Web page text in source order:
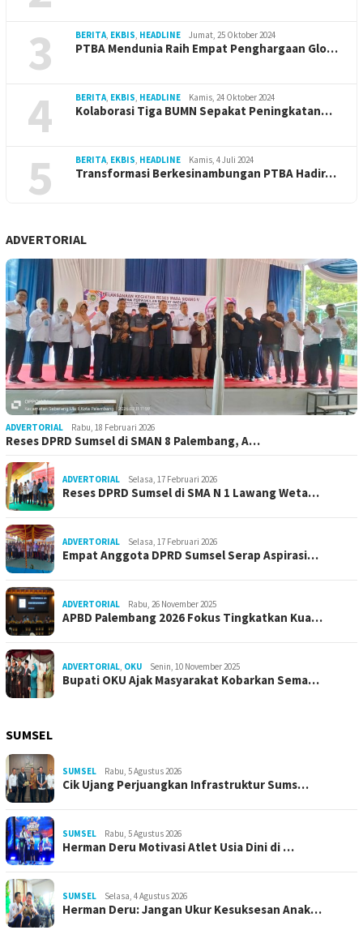
3
BERITA EKBIS HEADLINE Jumat, 25 Oktober 2024
PTBA Mendunia Raih Empat Penghargaan Glo…
4 BERITA EKBIS HEADLINE Kamis, 24 Oktober 2024
Kolaborasi Tiga BUMN Sepakat Peningkatan…
5 BERITA EKBIS HEADLINE Kamis, 4 Juli 2024
Transformasi Berkesinambungan PTBA Hadir…
ADVERTORIAL
ADVERTORIAL Rabu, 18 Februari 2026
Reses DPRD Sumsel di SMAN 8 Palembang, A…
ADVERTORIAL Selasa, 17 Februari 2026
Reses DPRD Sumsel di SMA N 1 Lawang Weta…
ADVERTORIAL Selasa, 17 Februari 2026
Empat Anggota DPRD Sumsel Serap Aspirasi…
ADVERTORIAL Rabu, 26 November 2025
APBD Palembang 2026 Fokus Tingkatkan Kua…
ADVERTORIAL, OKU Senin, 10 November 2025
Bupati OKU Ajak Masyarakat Kobarkan Sema…
SUMSEL
SUMSEL Rabu, 5 Agustus 2026
Cik Ujang Perjuangkan Infrastruktur Sums…
SUMSEL Rabu, 5 Agustus 2026
Herman Deru Motivasi Atlet Usia Dini di …
SUMSEL Selasa, 4 Agustus 2026
Herman Deru: Jangan Ukur Kesuksesan Anak…